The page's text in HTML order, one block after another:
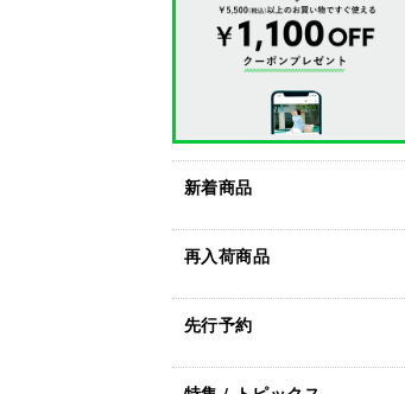
新着商品
再入荷商品
先行予約